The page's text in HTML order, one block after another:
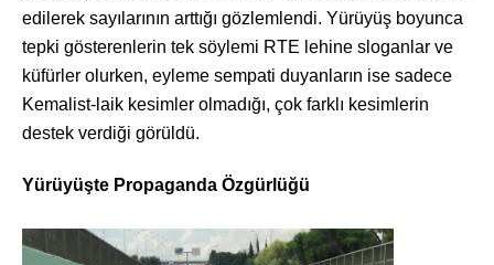
edilerek sayılarının arttığı gözlemlendi. Yürüyüş boyunca
tepki gösterenlerin tek söylemi RTE lehine sloganlar ve
küfürler olurken, eyleme sempati duyanların ise sadece
Kemalist-laik kesimler olmadığı, çok farklı kesimlerin
destek verdiği görüldü.
Yürüyüşte Propaganda Özgürlüğü